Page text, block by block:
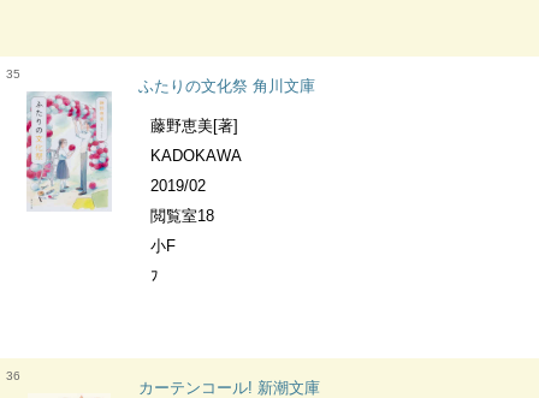
35
ふたりの文化祭 角川文庫
藤野恵美[著]
KADOKAWA
2019/02
閲覧室18
小F
ﾌ
36
カーテンコール! 新潮文庫